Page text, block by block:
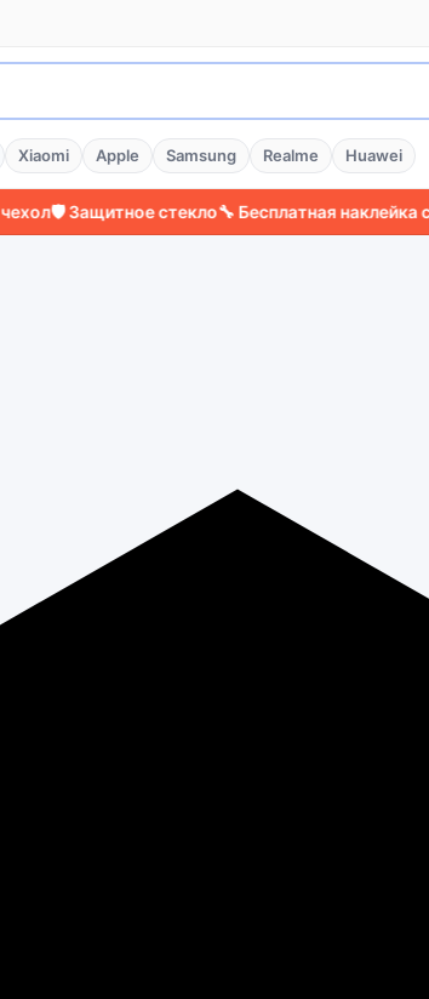
Xiaomi Apple Samsung Realme Huawei
🛡️ Защитное стекло🔧 Бесплатная наклейка стекла